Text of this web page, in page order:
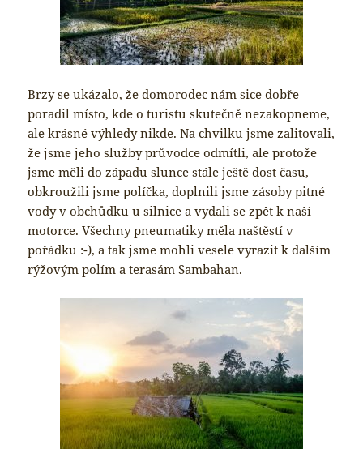
Brzy se ukázalo, že domorodec nám sice dobře
poradil místo, kde o turistu skutečně nezakopneme,
ale krásné výhledy nikde. Na chvilku jsme zalitovali,
že jsme jeho služby průvodce odmítli, ale protože
jsme měli do západu slunce stále ještě dost času,
obkroužili jsme políčka, doplnili jsme zásoby pitné
vody v obchůdku u silnice a vydali se zpět k naší
motorce. Všechny pneumatiky měla naštěstí v
pořádku :-), a tak jsme mohli vesele vyrazit k dalším
rýžovým polím a terasám Sambahan.